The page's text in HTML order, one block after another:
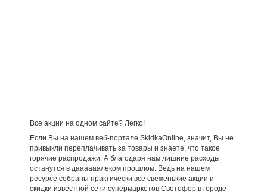
Все акции на одном сайте? Легко!
Если Вы на нашем веб-портале SkidkaOnline, значит, Вы не
привыкли переплачивать за товары и знаете, что такое
горячие распродажи. А благодаря нам лишние расходы
останутся в даааааалеком прошлом. Ведь на нашем
ресурсе собраны практически все свеженькие акции и
скидки известной сети супермаркетов Светофор в городе